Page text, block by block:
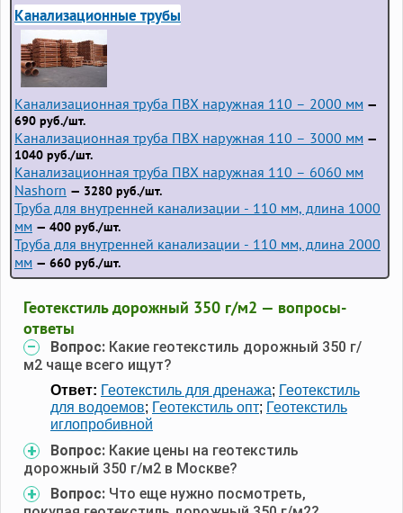
Канализационные трубы
Канализационная труба ПВХ наружная 110 – 2000 мм —
690 руб./шт.
Канализационная труба ПВХ наружная 110 – 3000 мм —
1040 руб./шт.
Канализационная труба ПВХ наружная 110 – 6060 мм
Nashorn — 3280 руб./шт.
Труба для внутренней канализации - 110 мм, длина 1000
мм — 400 руб./шт.
Труба для внутренней канализации - 110 мм, длина 2000
мм — 660 руб./шт.
Геотекстиль дорожный 350 г/м2 — вопросы-
ответы
Вопрос: Какие геотекстиль дорожный 350 г/
м2 чаще всего ищут?
Ответ: Геотекстиль для дренажа; Геотекстиль
для водоемов; Геотекстиль опт; Геотекстиль
иглопробивной
Вопрос: Какие цены на геотекстиль
дорожный 350 г/м2 в Москве?
Вопрос: Что еще нужно посмотреть,